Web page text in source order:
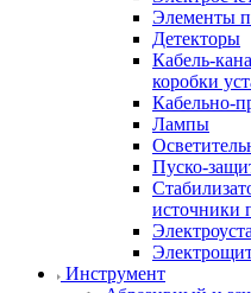
Элементы
Детекторы
Кабель-
коробки
Кабельно-
Лампы
Пуско-
источники
Инструмент